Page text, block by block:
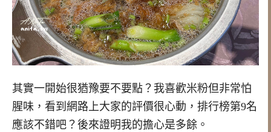
其實一開始很猶豫要不要點？我喜歡米粉但非常怕
腥味，看到網路上大家的評價很心動，排行榜第9名
應該不錯吧？後來證明我的擔心是多餘。